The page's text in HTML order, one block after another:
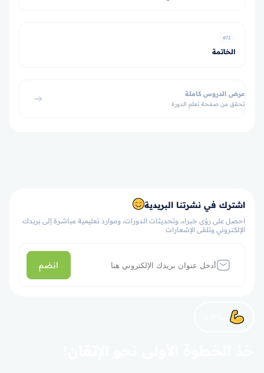
#72
الخاتمة
عرض الدروس كاملة
تحقق من صفحة تعلم الدورة
اشترك في نشرتنا البريدية
احصل على رؤى خبراء، وتحديثات الدورات، وموارد تعليمية مباشرة إلى بريدك
الإلكتروني وتلقى الإشعارات
انضم